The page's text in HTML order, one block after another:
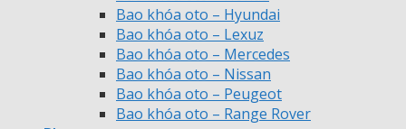
Bao khóa oto – Hyundai
Bao khóa oto – Lexuz
Bao khóa oto – Mercedes
Bao khóa oto – Nissan
Bao khóa oto – Peugeot
Bao khóa oto – Range Rover